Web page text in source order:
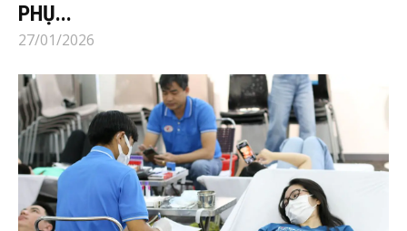
PHỤ...
27/01/2026